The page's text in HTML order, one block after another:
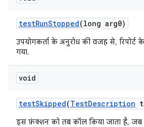
testRunStopped(long arg0)
उपयोगकर्ता के अनुरोध की वजह से, रिपोर्ट
गया.
void
testSkipped(TestDescription
इस फ़ंक्शन को तब कॉल किया जाता है, जब